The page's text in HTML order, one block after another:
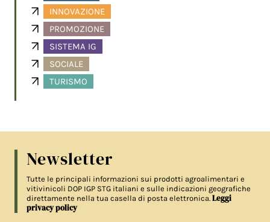
INNOVAZIONE
PROMOZIONE
SISTEMA IG
SOCIALE
TURISMO
Newsletter
Tutte le principali informazioni sui prodotti agroalimentari e
vitivinicoli DOP IGP STG italiani e sulle indicazioni geografiche
direttamente nella tua casella di posta elettronica.Leggi
privacy policy